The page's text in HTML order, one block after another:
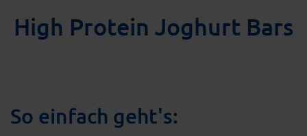
High Protein Joghurt Bars
So einfach geht's: